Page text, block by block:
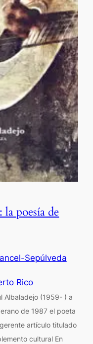
poesía de
Sepúlveda
Rico
Albaladejo (1959- ) a
de 1987 el poeta
artículo titulado
cultural En